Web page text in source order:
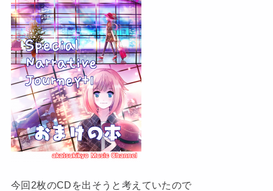
今回2枚のCDを出そうと考えていたので